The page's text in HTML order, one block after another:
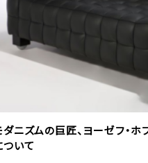
ダニズムの巨匠、ヨーゼフ・ホ
ついて